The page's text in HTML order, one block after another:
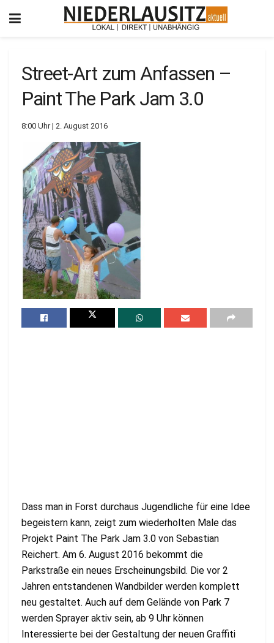
Street-Art zum Anfassen –
Paint The Park Jam 3.0
8:00 Uhr | 2. August 2016
Dass man in Forst durchaus Jugendliche für eine Idee
begeistern kann, zeigt zum wiederholten Male das
Projekt Paint The Park Jam 3.0 von Sebastian
Reichert. Am 6. August 2016 bekommt die
Parkstraße ein neues Erscheinungsbild. Die vor 2
Jahren entstandenen Wandbilder werden komplett
neu gestaltet. Auch auf dem Gelände von Park 7
werden Sprayer aktiv sein, ab 9 Uhr können
Interessierte bei der Gestaltung der neuen Graffiti